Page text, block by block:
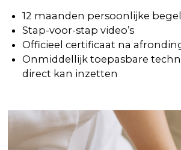
12 maanden persoonlijke
Stap-voor-stap video’s
Officieel certificaat na
Onmiddellijk toepasbare
direct kan inzetten